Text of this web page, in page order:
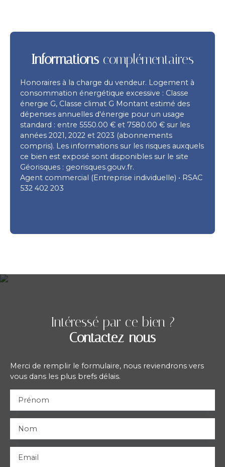
Informations complémentaires
Honoraires à la charge du vendeur. Logement à
consommation énergétique excessive : Classe
énergie G, Classe climat G Montant estimé des
dépenses annuelles d'énergie pour un usage
standard : entre 5550.00 € et 7580.00 € sur les
années 2021, 2022 et 2023 (abonnements
compris). Les informations sur les risques auxquels
ce bien est exposé sont disponibles sur le site
Géorisques : georisques.gouv.fr.
Agent commercial (Entreprise individuelle) • RSAC
532 402 203
Intéressé par ce bien ?
Contactez-nous
Merci de remplir le formulaire, nous reviendrons vers
vous dans les plus brefs délais.
Prénom
Nom
Email